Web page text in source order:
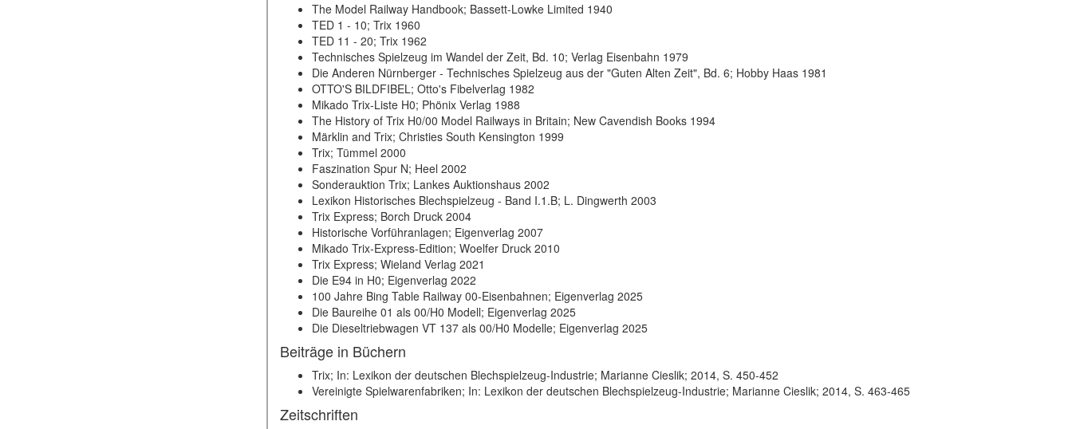
The Model Railway Handbook; Bassett-Lowke Limited 1940
TED 1 - 10; Trix 1960
TED 11 - 20; Trix 1962
Technisches Spielzeug im Wandel der Zeit, Bd. 10; Verlag Eisenbahn 1979
Die Anderen Nürnberger - Technisches Spielzeug aus der "Guten Alten Zeit", Bd. 6; Hobby Haas 1981
OTTO'S BILDFIBEL; Otto's Fibelverlag 1982
Mikado Trix-Liste H0; Phönix Verlag 1988
The History of Trix H0/00 Model Railways in Britain; New Cavendish Books 1994
Märklin and Trix; Christies South Kensington 1999
Trix; Tümmel 2000
Faszination Spur N; Heel 2002
Sonderauktion Trix; Lankes Auktionshaus 2002
Lexikon Historisches Blechspielzeug - Band I.1.B; L. Dingwerth 2003
Trix Express; Borch Druck 2004
Historische Vorführanlagen; Eigenverlag 2007
Mikado Trix-Express-Edition; Woelfer Druck 2010
Trix Express; Wieland Verlag 2021
Die E94 in H0; Eigenverlag 2022
100 Jahre Bing Table Railway 00-Eisenbahnen; Eigenverlag 2025
Die Baureihe 01 als 00/H0 Modell; Eigenverlag 2025
Die Dieseltriebwagen VT 137 als 00/H0 Modelle; Eigenverlag 2025
Beiträge in Büchern
Trix; In: Lexikon der deutschen Blechspielzeug-Industrie; Marianne Cieslik; 2014, S. 450-452
Vereinigte Spielwarenfabriken; In: Lexikon der deutschen Blechspielzeug-Industrie; Marianne Cieslik; 2014, S. 463-465
Zeitschriften